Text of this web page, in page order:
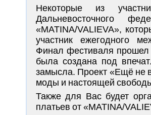
Некоторые из
Дальневосточного
«MATINA/VALIEVA»,
участник ежегодного
Финал фестиваля прошел
была создана под
замысла. Проект «Ещё не
моды и настоящей
Также для Вас будет
платьев от «MATINA/